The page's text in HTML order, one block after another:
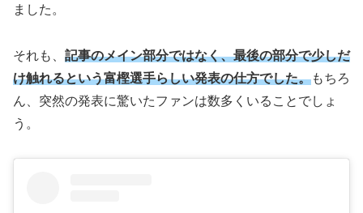
ました。
それも、 記事のメイン部分ではなく、最後の部分で少しだ
け触れるという富樫選手らしい発表の仕方でした。もちろ
ん、突然の発表に驚いたファンは数多くいることでしょ
う。